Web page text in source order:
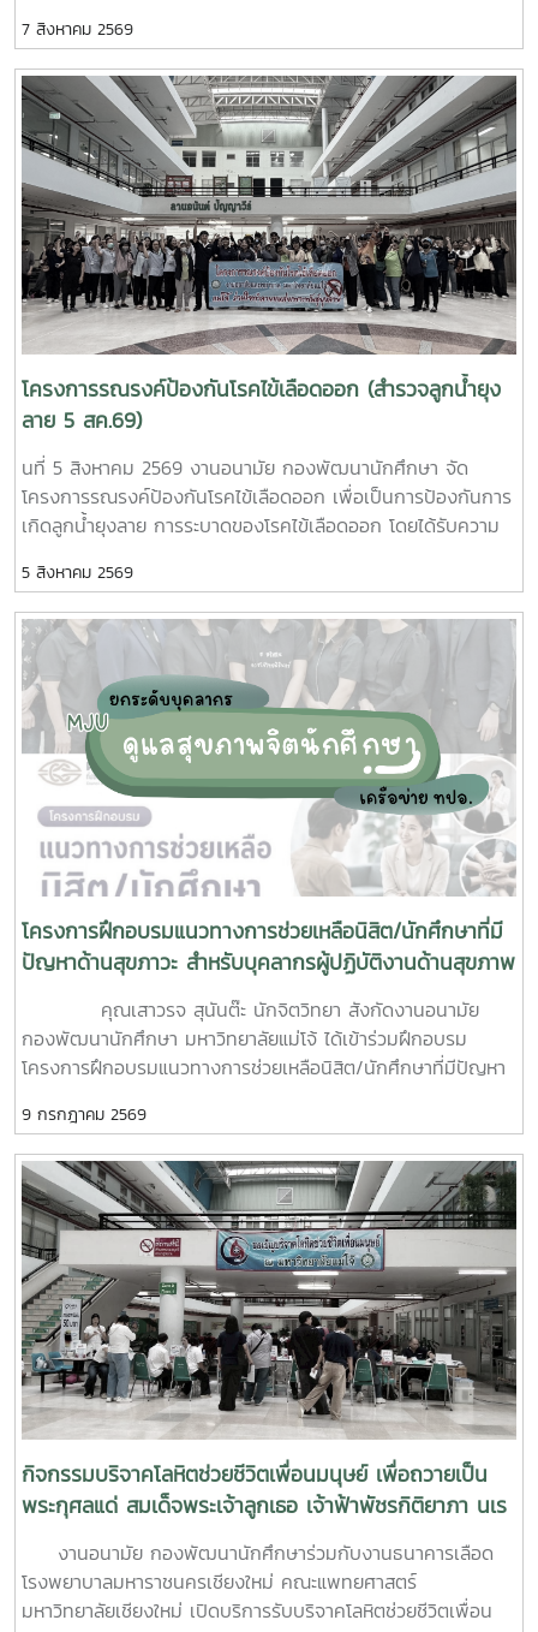
รกิติยาภา นเรนทิราเทพยวดี กรมหลวงราช สาริณีสิริพัชร มหา
วัชรราชธิดา ในวันที่ 7 สิงหาคม 2569 เวลา 09.00 – 14.00
น. ณ ลานอนันต์ ปัญญาวีร์ อาคารอำนวย ยศสุขนักศึกษาที่เข้า
ร่วมบริจาคจะได้ชั่วโมงกิจกรรมด้านจิตอาสา ครั้งละ 8 ชั่วโมง-
วันที่ 7 สิงหาคม 2569 มีผู้ประสงค์บริจาคโลหิต จำนวน 95 คน
ผ่านเกณฑ์สามารถบริจาคโลหิตได้ จำนวน 63 คน ( 28,350 CC.)
7 สิงหาคม 2569
โครงการรณรงค์ป้องกันโรคไข้เลือดออก (สำรวจลูกน้ำยุง
ลาย 5 สค.69)
นที่ 5 สิงหาคม 2569 งานอนามัย กองพัฒนานักศึกษา จัด
โครงการรณรงค์ป้องกันโรคไข้เลือดออก เพื่อเป็นการป้องกันการ
เกิดลูกน้ำยุงลาย การระบาดของโรคไข้เลือดออก โดยได้รับความ
นักศึกษาจิตอาสา ร่วมกันสำรวจทำลายแหล่งเพาะพันธุ์ยุงลาย
บริเวณ บ้านพักบุคลากร แฟลต และบริเวณพื้นที่่โดยรอบ
มหาวิทยาลัยแม่โจ้ ทั้งนี้ได้รับความอนุเคราะห์รถรับนักศึกษาจาก
กองกายภาพและสิ่งแวดล้อม
5 สิงหาคม 2569
โครงการฝึกอบรมแนวทางการช่วยเหลือนิสิต/นักศึกษาที่มี
ปัญหาด้านสุขภาวะ สำหรับบุคลากรผู้ปฏิบัติงานด้านสุขภาพ
คุณเสาวรจ สุนันต๊ะ นักจิตวิทยา สังกัดงานอนามัย
กองพัฒนานักศึกษา มหาวิทยาลัยแม่โจ้ ได้เข้าร่วมฝึกอบรม
โครงการฝึกอบรมแนวทางการช่วยเหลือนิสิต/นักศึกษาที่มีปัญหา
ที่ 6–7 กรกฎาคม 2569 ณ ห้องบรรยาย ชั้น 1 กองพัฒนานิสิต
อาคารระพีสาคริก มหาวิทยาลัยเกษตรศาสตร์ โดยมีผู้บริหารและ
บุคลากรจากทั้งเครือข่าย ทปอ. และเครือข่ายสมาคมอุดมศึกษา
เอกชนแห่งประเทศไทย (สสอท.) การอบรมครั้งนี้มุ่งเน้นการ
พัฒนาองค์ความรู้และทักษะที่จำเป็นในการดูแลนิสิตนักศึกษา
ครอบคลุมตั้งแต่:ความรู้พื้นฐานด้านสุขภาพจิต: เรียนรู้แนวโน้ม
ปัญหา และปัจจัยเสี่ยงต่าง ๆ การคัดกรองและประเมินสุขภาพจิต
เบื้องต้น: ด้วยเครื่องมือมาตรฐาน เช่น DASS-21, PHQ-9 และ
ST-5 ทักษะการให้คำปรึกษาเบื้องต้น: อาทิ การฟังอย่างตั้งรับ
(Active Listening), ความเข้าใจใส่ใจ (Empathy) และการ
ปฐมพยาบาลทางจิตใจ (Psychological First Aid: PFA)
นอกจากนี้ ยังมีการเรียนรู้ระบบการดูแลและการส่งต่อกรณีฉุกเฉิน
การทำงานร่วมกับผู้เชี่ยวชาญทางการแพทย์ ตลอดจนการติดตาม
ดูแลนิสิตอย่างต่อเนื่องสำหรับวันที่สองของการอบรม มุ่งเน้นการ
จัดการสถานการณ์วิกฤตในมหาวิทยาลัย เช่น ภาวะเสี่ยงต่อการฆ่า
ตัวตาย การทำร้ายตนเอง ความรุนแรง และการกลั่นแกล้งทาง
ไซเบอร์ (Cyberbullying) รวมถึงการออกแบบกิจกรรมเชิง
ป้องกันเพื่อสร้างความยืดหยุ่นทางใจ (Resilience) และพื้นที่
9 กรกฎาคม 2569
กิจกรรมบริจาคโลหิตช่วยชีวิตเพื่อนมนุษย์ เพื่อถวายเป็น
พระกุศลแด่ สมเด็จพระเจ้าลูกเธอ เจ้าฟ้าพัชรกิติยาภา นเร
นทิราเทพยวดี กรมหลวงราช สาริณีสิริพัชร มหาวัชรราช
ธิดางานอนามัย กองพัฒนานักศึกษาร่วมกับงานธนาคารเลือด
โรงพยาบาลมหาราชนครเชียงใหม่ คณะแพทยศาสตร์
มหาวิทยาลัยเชียงใหม่ เปิดบริการรับบริจาคโลหิตช่วยชีวิตเพื่อน